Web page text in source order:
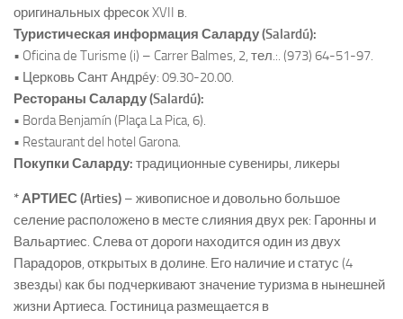
оригинальных фресок XVII в.
Туристическая информация Саларду (Salardú):
• Oficina de Turisme (i) – Carrer Balmes, 2, тел.:. (973) 64-51-97.
• Церковь Сант Андрéу: 09.30-20.00.
Рестораны Саларду (Salardú):
• Borda Benjamín (Plaça La Pica, 6).
• Restaurant del hotel Garona.
Покупки Саларду: традиционные сувениры, ликеры
* АРТИЕС (Arties) – живописное и довольно большое
селение расположено в месте слияния двух рек: Гаронны и
Вальартиес. Слева от дороги находится один из двух
Парадоров, открытых в долине. Его наличие и статус (4
звезды) как бы подчеркивают значение туризма в нынешней
жизни Артиеса. Гостиница размещается в